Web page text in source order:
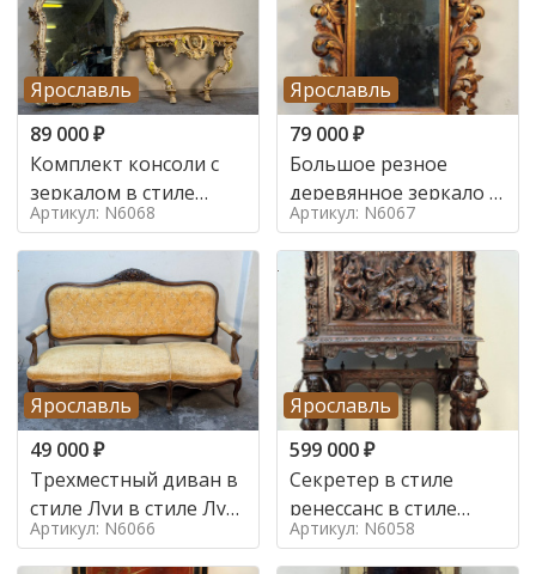
Ярославль
89 000₽
Комплект консоли с
зеркалом в стиле
ренессанс,
Артикул: N6068
Ярославль
79 000₽
Большое резное
деревянное зеркало с
золочением в стиле
Артикул: N6067
Ярославль
49 000₽
Трехместный диван в
стиле Луи в стиле Луи
16,
Артикул: N6066
Ярославль
599 000₽
Секретер в стиле
ренессанс в стиле
ренессанс, 19 век
Артикул: N6058